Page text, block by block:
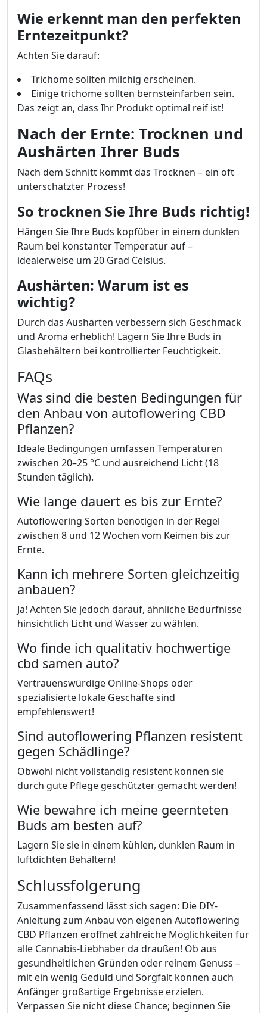
Wie erkennt man den perfekten
Erntezeitpunkt?
Achten Sie darauf:
Trichome sollten milchig erscheinen.
Einige trichome sollten bernsteinfarben sein.
Das zeigt an, dass Ihr Produkt optimal reif ist!
Nach der Ernte: Trocknen und
Aushärten Ihrer Buds
Nach dem Schnitt kommt das Trocknen – ein oft
unterschätzter Prozess!
So trocknen Sie Ihre Buds richtig!
Hängen Sie Ihre Buds kopfüber in einem dunklen
Raum bei konstanter Temperatur auf –
idealerweise um 20 Grad Celsius.
Aushärten: Warum ist es
wichtig?
Durch das Aushärten verbessern sich Geschmack
und Aroma erheblich! Lagern Sie Ihre Buds in
Glasbehältern bei kontrollierter Feuchtigkeit.
FAQs
Was sind die besten Bedingungen für
den Anbau von autoflowering CBD
Pflanzen?
Ideale Bedingungen umfassen Temperaturen
zwischen 20–25 °C und ausreichend Licht (18
Stunden täglich).
Wie lange dauert es bis zur Ernte?
Autoflowering Sorten benötigen in der Regel
zwischen 8 und 12 Wochen vom Keimen bis zur
Ernte.
Kann ich mehrere Sorten gleichzeitig
anbauen?
Ja! Achten Sie jedoch darauf, ähnliche Bedürfnisse
hinsichtlich Licht und Wasser zu wählen.
Wo finde ich qualitativ hochwertige
cbd samen auto?
Vertrauenswürdige Online-Shops oder
spezialisierte lokale Geschäfte sind
empfehlenswert!
Sind autoflowering Pflanzen resistent
gegen Schädlinge?
Obwohl nicht vollständig resistent können sie
durch gute Pflege geschützter gemacht werden!
Wie bewahre ich meine geernteten
Buds am besten auf?
Lagern Sie sie in einem kühlen, dunklen Raum in
luftdichten Behältern!
Schlussfolgerung
Zusammenfassend lässt sich sagen: Die DIY-
Anleitung zum Anbau von eigenen Autoflowering
CBD Pflanzen eröffnet zahlreiche Möglichkeiten für
alle Cannabis-Liebhaber da draußen! Ob aus
gesundheitlichen Gründen oder reinem Genuss –
mit ein wenig Geduld und Sorgfalt können auch
Anfänger großartige Ergebnisse erzielen.
Verpassen Sie nicht diese Chance; beginnen Sie